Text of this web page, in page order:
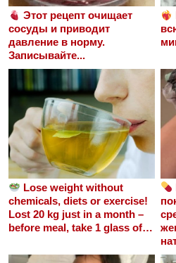
Этот рецепт очищает
сосуды и приводит
давление в норму.
Записывайте...
Lose weight without
chemicals, diets or exercise!
Lost 20 kg just in a month –
before meal, take 1 glass of…